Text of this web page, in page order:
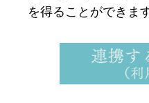
を得ることができます